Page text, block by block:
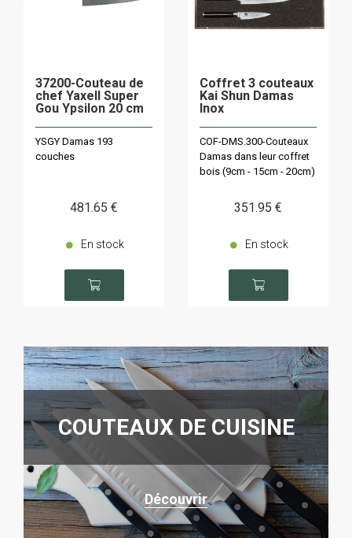
37200-Couteau de
chef Yaxell Super
Gou Ypsilon 20 cm
YSGY Damas 193
couches
481.65 €
En stock
Coffret 3 couteaux
Kai Shun Damas
Inox
COF-DMS.300-Couteaux
Damas dans leur coffret
bois (9cm - 15cm - 20cm)
351.95 €
En stock
COUTEAUX DE CUISINE
Découvrir